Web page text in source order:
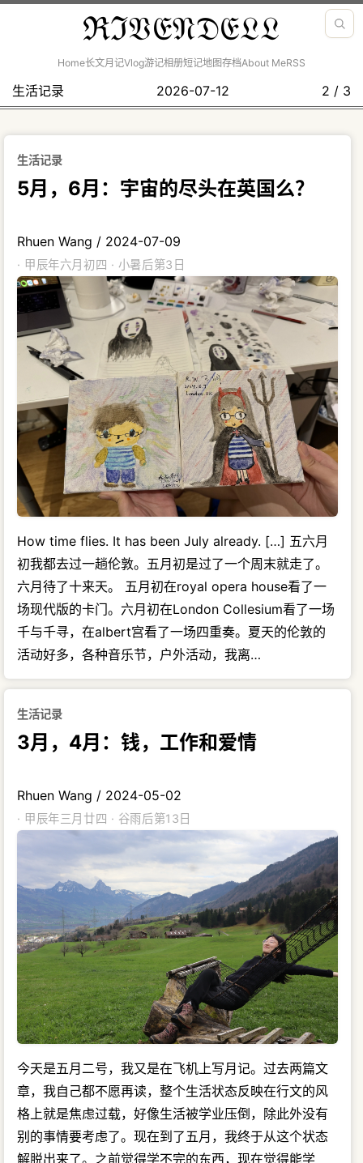
ℜℑ𝔙𝔈𝔑𝔇𝔈𝔏𝔏
Home长文月记Vlog游记相册短记地图存档About MeRSS
生活记录 2026-07-12 2 / 3
生活记录
5月，6月：宇宙的尽头在英国么？
Rhuen Wang / 2024-07-09
· 甲辰年六月初四 · 小暑后第3日
How time flies. It has been July already. […] 五六月
初我都去过一趟伦敦。五月初是过了一个周末就走了。
六月待了十来天。 五月初在royal opera house看了一
场现代版的卡门。六月初在London Collesium看了一场
千与千寻，在albert宫看了一场四重奏。夏天的伦敦的
活动好多，各种音乐节，户外活动，我离…
生活记录
3月，4月：钱，工作和爱情
Rhuen Wang / 2024-05-02
· 甲辰年三月廿四 · 谷雨后第13日
今天是五月二号，我又是在飞机上写月记。过去两篇文
章，我自己都不愿再读，整个生活状态反映在行文的风
格上就是焦虑过载，好像生活被学业压倒，除此外没有
别的事情要考虑了。现在到了五月，我终于从这个状态
解脱出来了。之前觉得学不完的东西，现在觉得能学